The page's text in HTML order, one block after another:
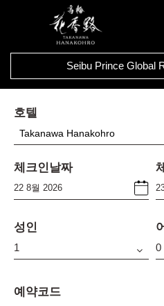
Seibu Prince Global
호텔
Takanawa Hanakohro
체크인날짜
성인
예약코드